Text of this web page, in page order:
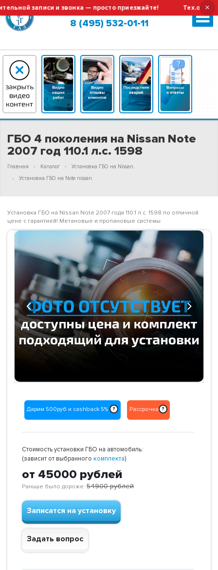
записи и звонка — просто приезжайте! ×
Москва (сменить город?)
8 (495) 532-01-11
ГБО 4 поколения на Nissan Note
2007 год 110.1 л.с. 1598
Главная Каталог
Установка ГБО на Nissan.
Установка ГБО на Note nissan.
Установка ГБО на Nissan Note 2007 года 110.1 л.с. 1598 по отличной
цене с гарантией! Метановые и пропановые системы
Previous Next
Дарим 500руб и cashback 5% ? Рассрочка ?
Стоимость установки ГБО на автомобиль:
(зависит от выбранного комплекта)
от 45000 рублей
Раньше было дороже: 54900рублей
Записатся на установку
Задать вопрос